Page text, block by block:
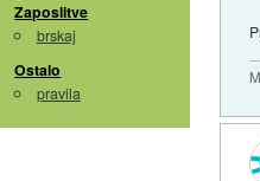
Zaposlitve
brskaj
Ostalo
pravila